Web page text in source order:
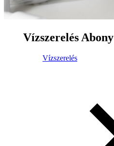
Vízszerelés Abony
Vízszerelés